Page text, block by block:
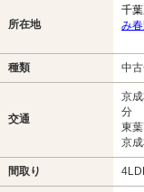
所在地
千
み
種類 中
交通
京
分
東
京
間取り